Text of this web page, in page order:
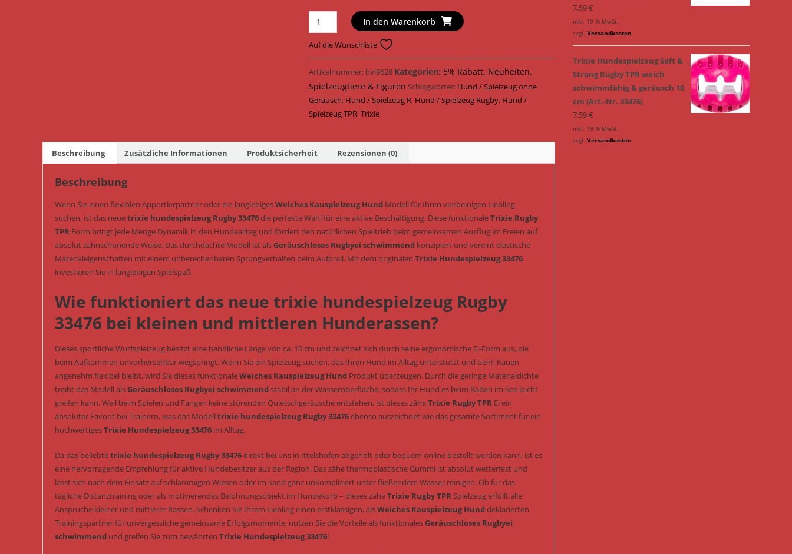
Trixie
Hundespielzeug
Soft
&
Strong
Rugby
TPR
weich
geräusch
10
Nr.
33476)
Menge
In den Warenkorb
Auf die Wunschliste
Artikelnummer: bvl9628 Kategorien: 5% Rabatt, Neuheiten,
Spielzeugtiere & Figuren Schlagwörter: Hund / Spielzeug ohne
Geräusch, Hund / Spielzeug R, Hund / Spielzeug Rugby, Hund /
Spielzeug TPR,Trixie
Beschreibung Zusätzliche Informationen Produktsicherheit Rezensionen (0)
Beschreibung
Wenn Sie einen flexiblen Apportierpartner oder ein langlebigesWeiches Kauspielzeug Hund Modell für Ihren vierbeinigen Liebling
suchen, ist das neuetrixie hundespielzeug Rugby 33476die perfekte Wahl für eine aktive Beschäftigung. Diese funktionaleTrixie Rugby
TPR Form bringt jede Menge Dynamik in den Hundealltag und fördert den natürlichen Spieltrieb beim gemeinsamen Ausflug im Freien auf
absolut zahnschonende Weise. Das durchdachte Modell ist alsGeräuschloses Rugbyei schwimmend konzipiert und vereint elastische
Materialeigenschaften mit einem unberechenbaren Sprungverhalten beim Aufprall. Mit dem originalen Trixie Hundespielzeug 33476
investieren Sie in langlebigen Spielspaß.
Wie funktioniert das neue trixie hundespielzeug Rugby
33476 bei kleinen und mittleren Hunderassen?
Dieses sportliche Wurfspielzeug besitzt eine handliche Länge von ca. 10 cm und zeichnet sich durch seine ergonomische Ei-Form aus, die
beim Aufkommen unvorhersehbar wegspringt. Wenn Sie ein Spielzeug suchen, das Ihren Hund im Alltag unterstützt und beim Kauen
angenehm flexibel bleibt, wird Sie dieses funktionaleWeiches Kauspielzeug Hund Produkt überzeugen. Durch die geringe Materialdichte
treibt das Modell alsGeräuschloses Rugbyei schwimmendstabil an der Wasseroberfläche, sodass Ihr Hund es beim Baden im See leicht
greifen kann. Weil beim Spielen und Fangen keine störenden Quietschgeräusche entstehen, ist dieses zäheTrixie Rugby TPR Ei ein
absoluter Favorit bei Trainern, was das Modelltrixie hundespielzeug Rugby 33476ebenso auszeichnet wie das gesamte Sortiment für ein
hochwertigesTrixie Hundespielzeug 33476 im Alltag.
Da das beliebtetrixie hundespielzeug Rugby 33476direkt bei uns in Ittelshofen abgeholt oder bequem online bestellt werden kann, ist es
eine hervorragende Empfehlung für aktive Hundebesitzer aus der Region. Das zähe thermoplastische Gummi ist absolut wetterfest und
lässt sich nach dem Einsatz auf schlammigen Wiesen oder im Sand ganz unkompliziert unter fließendem Wasser reinigen. Ob für das
tägliche Distanztraining oder als motivierendes Belohnungsobjekt im Hundekorb – dieses zäheTrixie Rugby TPRSpielzeug erfüllt alle
Ansprüche kleiner und mittlerer Rassen. Schenken Sie Ihrem Liebling einen erstklassigen, alsWeiches Kauspielzeug Hunddeklarierten
Trainingspartner für unvergessliche gemeinsame Erfolgsmomente, nutzen Sie die Vorteile als funktionalesGeräuschloses Rugbyei
schwimmend und greifen Sie zum bewährten Trixie Hundespielzeug 33476!
7,59€
inkl. 19 % MwSt.
zzgl. Versandkosten
Trixie Hundespielzeug Soft &
Strong Rugby TPR weich
schwimmfähig & geräusch 10
cm (Art.-Nr. 33476)
7,59€
inkl. 19 % MwSt.
zzgl. Versandkosten